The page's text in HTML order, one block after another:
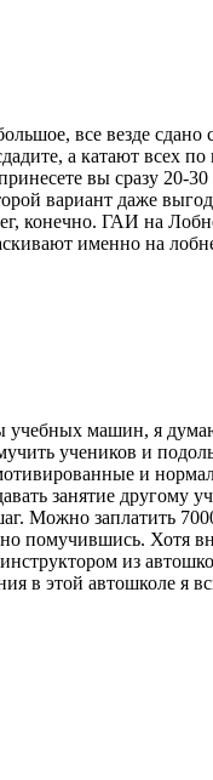
все везде сдано
а катают всех
вы сразу 20-
вариант даже
конечно. ГАИ на
именно на
машин, я
учеников и
и
занятие другому
Можно заплатить
помучившись. Хотя
из
в этой автошколе я